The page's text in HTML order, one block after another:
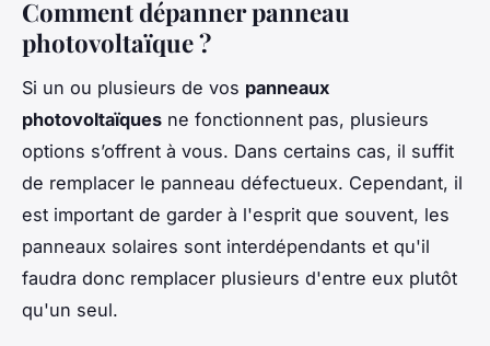
Comment dépanner panneau
photovoltaïque ?
Si un ou plusieurs de vos panneaux
photovoltaïques ne fonctionnent pas, plusieurs
options s’offrent à vous. Dans certains cas, il suffit
de remplacer le panneau défectueux. Cependant, il
est important de garder à l'esprit que souvent, les
panneaux solaires sont interdépendants et qu'il
faudra donc remplacer plusieurs d'entre eux plutôt
qu'un seul.